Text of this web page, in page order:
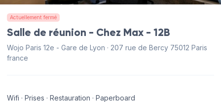
Actuellement fermé
Salle de réunion - Chez Max - 12B
Wojo Paris 12e - Gare de Lyon · 207 rue de Bercy 75012 Paris
france
Wifi · Prises · Restauration · Paperboard